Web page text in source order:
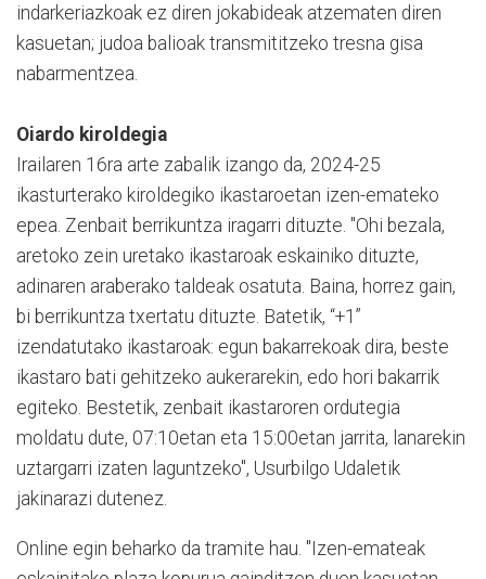
indarkeriazkoak ez diren jokabideak atzematen diren
kasuetan; judoa balioak transmititzeko tresna gisa
nabarmentzea.
Oiardo kiroldegia
Irailaren 16ra arte zabalik izango da, 2024-25
ikasturterako kiroldegiko ikastaroetan izen-emateko
epea. Zenbait berrikuntza iragarri dituzte. "Ohi bezala,
aretoko zein uretako ikastaroak eskainiko dituzte,
adinaren araberako taldeak osatuta. Baina, horrez gain,
bi berrikuntza txertatu dituzte. Batetik, “+1”
izendatutako ikastaroak: egun bakarrekoak dira, beste
ikastaro bati gehitzeko aukerarekin, edo hori bakarrik
egiteko. Bestetik, zenbait ikastaroren ordutegia
moldatu dute, 07:10etan eta 15:00etan jarrita, lanarekin
uztargarri izaten laguntzeko", Usurbilgo Udaletik
jakinarazi dutenez.
Online egin beharko da tramite hau. "Izen-emateak